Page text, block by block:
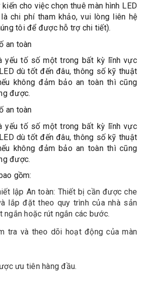
​​cho việc chọn thuê màn hình LED
chi phí tham khảo, vui lòng liên hệ
tôi để được hỗ trợ chi tiết).
an toàn
yếu tố số một trong bất kỳ lĩnh vực
dù tốt đến đâu, thông số kỹ thuật
không đảm bảo an toàn thì cũng
được.
an toàn
yếu tố số một trong bất kỳ lĩnh vực
dù tốt đến đâu, thông số kỹ thuật
không đảm bảo an toàn thì cũng
được.
gồm:
lập An toàn: Thiết bị cần được che
lắp đặt theo quy trình của nhà sản
ngắn hoặc rút ngắn các bước.
tra và theo dõi hoạt động của màn
ưu tiên hàng đầu.